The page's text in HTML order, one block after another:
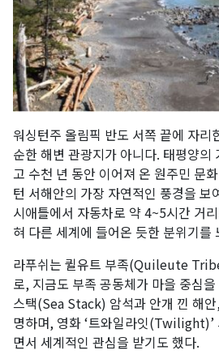
워싱턴주 올림픽 반도 서쪽 끝에 자
순한 해변 관광지가 아니다. 태평양의
고 수천 년 동안 이어져 온 원주민 문
턴 서해안의 가장 자연적인 풍경을 보
시애틀에서 자동차로 약 4~5시간 거
혀 다른 세계에 들어온 듯한 분위기를
라푸쉬는 퀼유트 부족(Quileute
로, 지금도 부족 공동체가 마을 중심
스택(Sea Stack) 암석과 안개 낀 해
명하며, 영화 ‘트와일라잇(Twilight)’
면서 세계적인 관심을 받기도 했다.